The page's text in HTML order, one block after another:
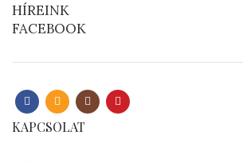
HÍREINK
FACEBOOK
KAPCSOLAT